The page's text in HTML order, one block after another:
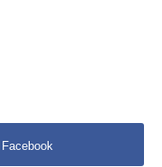
Facebook